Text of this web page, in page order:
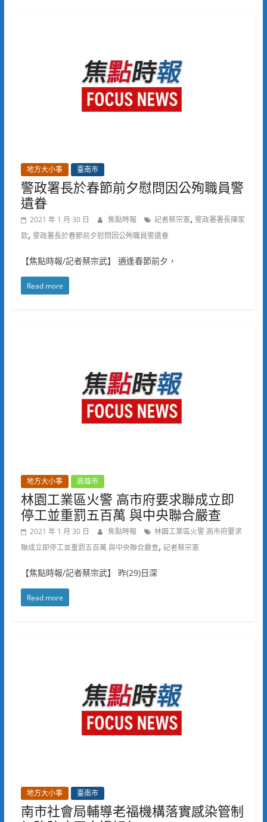
地方大小事 臺南市
警政署長於春節前夕慰問因公殉職員警
遺眷
2021 年 1 月 30 日 焦點時報 記者蔡宗憲, 警政署署長陳家
欽, 警政署長於春節前夕慰問因公殉職員警遺眷
【焦點時報/記者蔡宗武】 適逢春節前夕，
Read more
地方大小事 高雄市
林園工業區火警 高市府要求聯成立即
停工並重罰五百萬 與中央聯合嚴查
2021 年 1 月 30 日 焦點時報
林園工業區火警 高市府要求
聯成立即停工並重罰五百萬 與中央聯合嚴查, 記者蔡宗憲
【焦點時報/記者蔡宗武】 昨(29)日深
Read more
地方大小事 臺南市
南市社會局輔導老福機構落實感染管制